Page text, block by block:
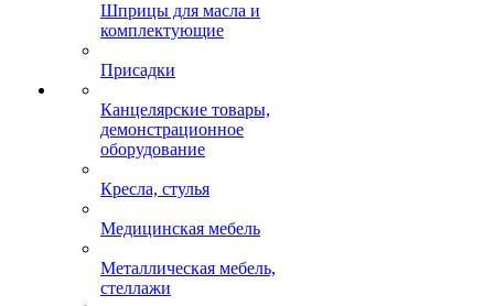
Шприцы для масла и
комплектующие
Присадки
Канцелярские товары,
демонстрационное
оборудование
Кресла, стулья
Медицинская мебель
Металлическая мебель,
стеллажи